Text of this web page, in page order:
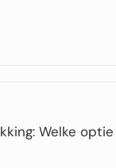
Welke optie